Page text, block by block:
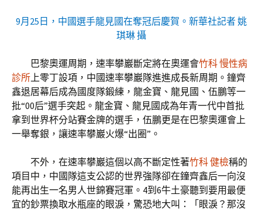
9月25日，中國選手龍見國在奪冠后慶賀。新華社記者 姚
琪琳 攝
巴黎奧運周期，速率攀巖斷定將在奧運會竹科 慢性病
診所上零丁設項，中國速率攀巖隊進進成長新周期。鐘齊
鑫退居幕后成為國度隊鍛練，龍金寶、龍見國、伍鵬等一
批“00后”選手突起。龍金寶、龍見國成為年青一代中首批
拿到世界杯分站賽金牌的選手，伍鵬更是在巴黎奧運會上
一舉奪銀，讓速率攀巖火爆“出圈”。
不外，在速率攀巖這個以高不斷定性著竹科 健檢稱的
項目中，中國隊這支公認的世界強隊卻在鐘齊鑫后一向沒
能再出生一名男人世錦賽冠軍。4到6牛土豪聽到要用最便
宜的鈔票換取水瓶座的眼淚，驚恐地大叫：「眼淚？那沒